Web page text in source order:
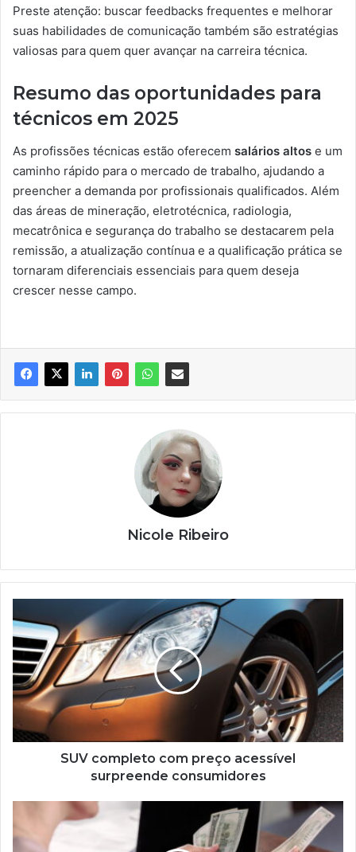
Preste atenção: buscar feedbacks frequentes e melhorar
suas habilidades de comunicação também são estratégias
valiosas para quem quer avançar na carreira técnica.
Resumo das oportunidades para
técnicos em 2025
As profissões técnicas estão oferecem salários altos e um
caminho rápido para o mercado de trabalho, ajudando a
preencher a demanda por profissionais qualificados. Além
das áreas de mineração, eletrotécnica, radiologia,
mecatrônica e segurança do trabalho se destacarem pela
remissão, a atualização contínua e a qualificação prática se
tornaram diferenciais essenciais para quem deseja
crescer nesse campo.
Nicole Ribeiro
completo
com
preço
acessível
surpreende
consumidores
SUV completo com preço acessível
surpreende consumidores
se
torna